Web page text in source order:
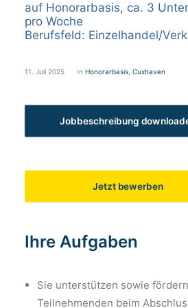
auf Honorarbasis, ca. 3
pro Woche
Berufsfeld: Einzelhandel/
11. Juli 2025 In Honorarbasis Cuxhaven
Jobbeschreibung
Jetzt bewerben
Ihre Aufgaben
Sie unterstützen sowie
Teilnehmenden beim